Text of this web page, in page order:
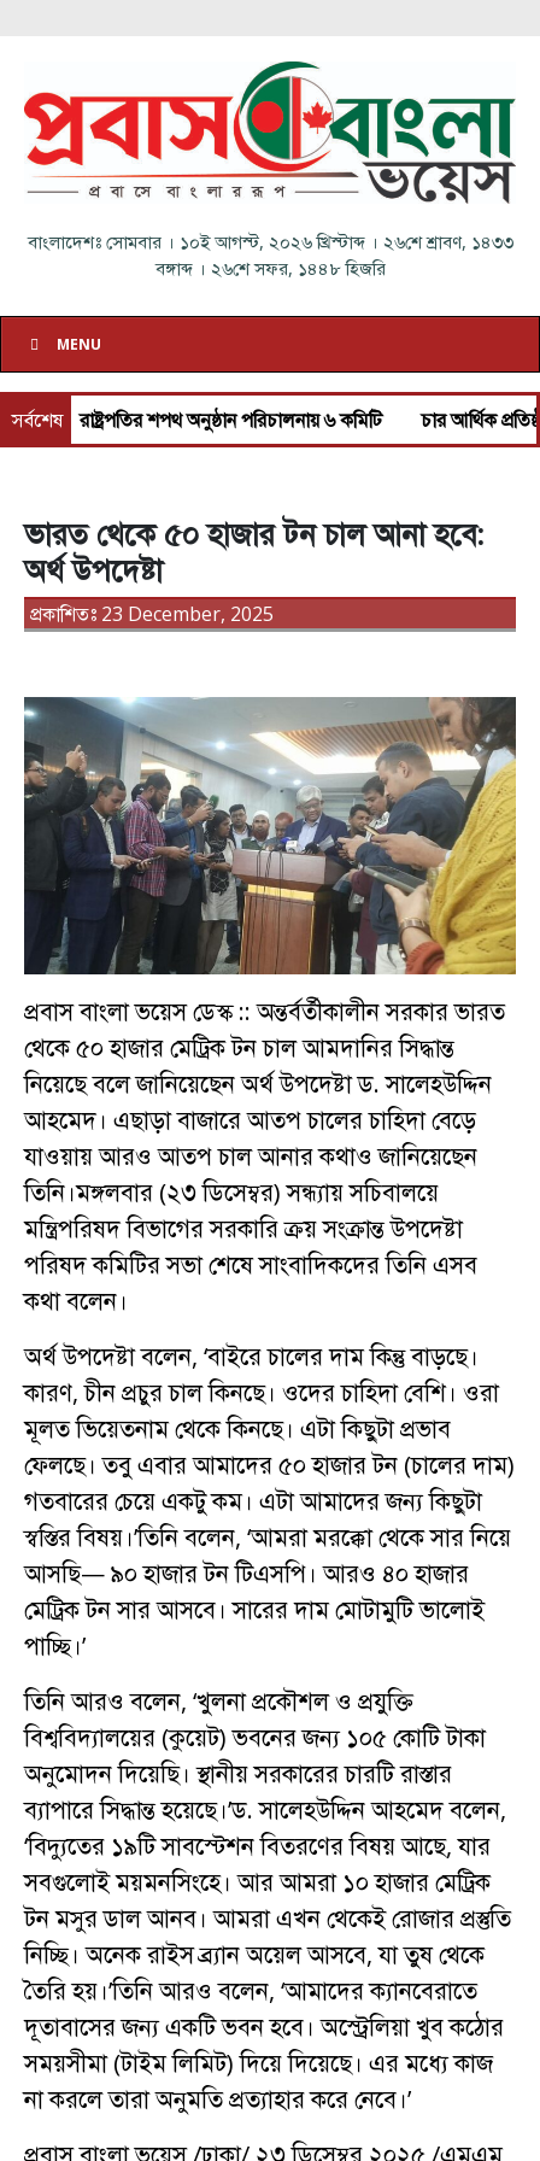
বাংলাদেশঃ সোমবার। ১০ই আগস্ট, ২০২৬ খ্রিস্টাব্দ। ২৬শে শ্রাবণ, ১৪৩৩
বঙ্গাব্দ। ২৬শে সফর, ১৪৪৮ হিজরি
MENU
সর্বশেষ
রাষ্ট্রপতির শপথ অনুষ্ঠান পরিচালনায় ৬ কমিটি চার আর্থিক প্রতিষ্ঠান
ভারত থেকে ৫০ হাজার টন চাল আনা হবে:
অর্থ উপদেষ্টা
প্রকাশিতঃ 23 December, 2025
প্রবাস বাংলা ভয়েস ডেস্ক :: অন্তর্বর্তীকালীন সরকার ভারত
থেকে ৫০ হাজার মেট্রিক টন চাল আমদানির সিদ্ধান্ত
নিয়েছে বলে জানিয়েছেন অর্থ উপদেষ্টা ড. সালেহউদ্দিন
আহমেদ। এছাড়া বাজারে আতপ চালের চাহিদা বেড়ে
যাওয়ায় আরও আতপ চাল আনার কথাও জানিয়েছেন
তিনি।মঙ্গলবার (২৩ ডিসেম্বর) সন্ধ্যায় সচিবালয়ে
মন্ত্রিপরিষদ বিভাগের সরকারি ক্রয় সংক্রান্ত উপদেষ্টা
পরিষদ কমিটির সভা শেষে সাংবাদিকদের তিনি এসব
কথা বলেন।
অর্থ উপদেষ্টা বলেন, ‘বাইরে চালের দাম কিন্তু বাড়ছে।
কারণ, চীন প্রচুর চাল কিনছে। ওদের চাহিদা বেশি। ওরা
মূলত ভিয়েতনাম থেকে কিনছে। এটা কিছুটা প্রভাব
ফেলছে। তবু এবার আমাদের ৫০ হাজার টন (চালের দাম)
গতবারের চেয়ে একটু কম। এটা আমাদের জন্য কিছুটা
স্বস্তির বিষয়।’তিনি বলেন, ‘আমরা মরক্কো থেকে সার নিয়ে
আসছি— ৯০ হাজার টন টিএসপি। আরও ৪০ হাজার
মেট্রিক টন সার আসবে। সারের দাম মোটামুটি ভালোই
পাচ্ছি।’
তিনি আরও বলেন, ‘খুলনা প্রকৌশল ও প্রযুক্তি
বিশ্ববিদ্যালয়ের (কুয়েট) ভবনের জন্য ১০৫ কোটি টাকা
অনুমোদন দিয়েছি। স্থানীয় সরকারের চারটি রাস্তার
ব্যাপারে সিদ্ধান্ত হয়েছে।’ড. সালেহউদ্দিন আহমেদ বলেন,
‘বিদ্যুতের ১৯টি সাবস্টেশন বিতরণের বিষয় আছে, যার
সবগুলোই ময়মনসিংহে। আর আমরা ১০ হাজার মেট্রিক
টন মসুর ডাল আনব। আমরা এখন থেকেই রোজার প্রস্তুতি
নিচ্ছি। অনেক রাইস ব্র্যান অয়েল আসবে, যা তুষ থেকে
তৈরি হয়।’তিনি আরও বলেন, ‘আমাদের ক্যানবেরাতে
দূতাবাসের জন্য একটি ভবন হবে। অস্ট্রেলিয়া খুব কঠোর
সময়সীমা (টাইম লিমিট) দিয়ে দিয়েছে। এর মধ্যে কাজ
না করলে তারা অনুমতি প্রত্যাহার করে নেবে।’
প্রবাস বাংলা ভয়েস /ঢাকা/ ২৩ ডিসেম্বর ২০২৫ /এমএম